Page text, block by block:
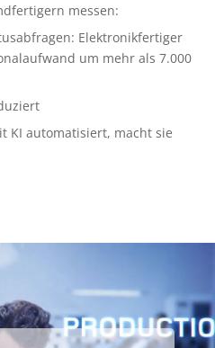
messen:
Elektronikfertiger
um mehr als 7.000
KI automatisiert, macht sie